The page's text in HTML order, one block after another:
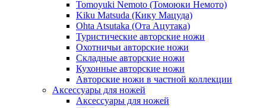
Tomoyuki Nemoto (Томоюки Немото)
Kiku Matsuda (Кику Мацуда)
Ohta Atsutaka (Ота Ацутака)
Туристические авторские ножи
Охотничьи авторские ножи
Складные авторские ножи
Кухонные авторские ножи
Авторские ножи в частной коллекции
Аксессуары для ножей
Аксессуары для ножей